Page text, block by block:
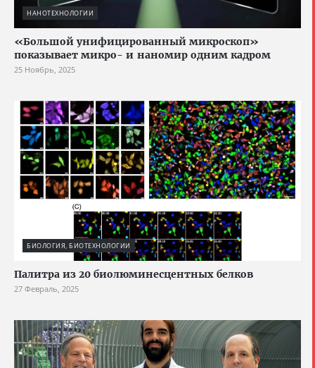
НАНОТЕХНОЛОГИИ
«Большой унифицированный микроскоп»
показывает микро- и наномир одним кадром
25 Ноябрь, 2025
БИОЛОГИЯ, БИОТЕХНОЛОГИИ
Палитра из 20 биолюминесцентных белков
27 Февраль, 2025